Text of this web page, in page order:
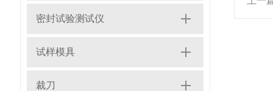
密封试验测试仪
试样模具
裁刀